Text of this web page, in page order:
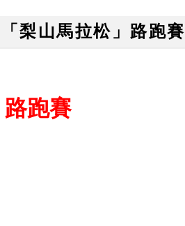
梨山馬拉松」路跑賽
路跑賽